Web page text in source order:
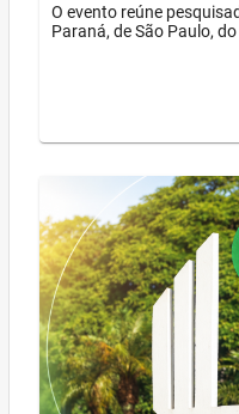
O evento reúne
Paraná, de São Paulo,